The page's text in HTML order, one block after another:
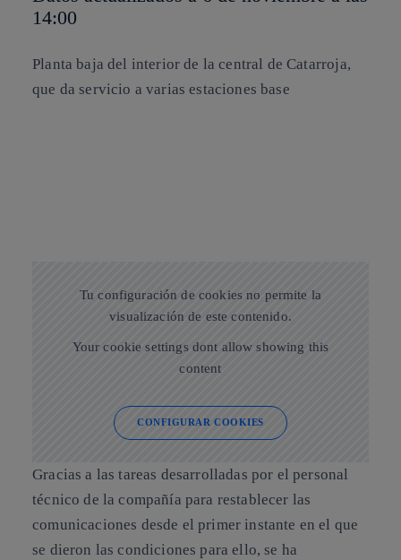
14:00
Planta baja del interior de la central de Catarroja,
que da servicio a varias estaciones base
Tu configuración de cookies no permite la
visualización de este contenido.
Your cookie settings dont allow showing this
content
CONFIGURAR COOKIES
Gracias a las tareas desarrolladas por el personal
técnico de la compañía para restablecer las
comunicaciones desde el primer instante en el que
se dieron las condiciones para ello, se ha